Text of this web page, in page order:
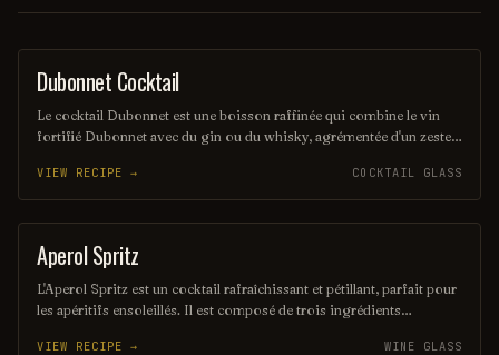
ORDINARY DRINK
Dubonnet Cocktail
Le cocktail Dubonnet est une boisson raffinée qui combine le vin
fortifié Dubonnet avec du gin ou du whisky, agrémentée d'un zeste
douce et légèrement amère, parfaite pour un apéritif élégant. Servi
frais, il évoque le charme des soirées d'autrefois.
VIEW RECIPE → COCKTAIL GLASS
COCKTAIL
Aperol Spritz
L'Aperol Spritz est un cocktail rafraîchissant et pétillant, parfait pour
les apéritifs ensoleillés. Il est composé de trois ingrédients
VIEW RECIPE → WINE GLASS